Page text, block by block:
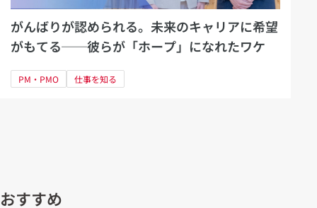
がんばりが認められる。未来のキャリアに希望
がもてる──彼らが「ホープ」になれたワケ
PM・PMO 仕事を知る
おすすめ